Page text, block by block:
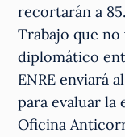
recortarán a
Trabajo que
diplomático
ENRE enviará
para evaluar la
Oficina